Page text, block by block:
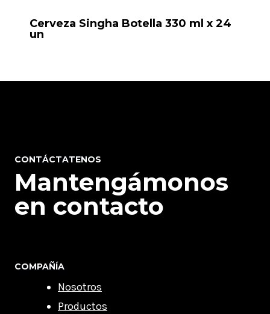
Cerveza Singha Botella 330 ml x 24
un
CONTÁCTATENOS
Mantengámonos
en contacto
COMPAÑÍA
Nosotros
Productos